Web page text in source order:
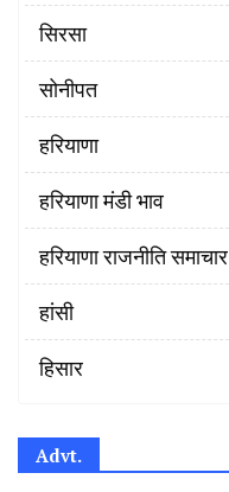
सिरसा
सोनीपत
हरियाणा
हरियाणा मंडी भाव
हरियाणा राजनीति समाचार
हांसी
हिसार
Advt.